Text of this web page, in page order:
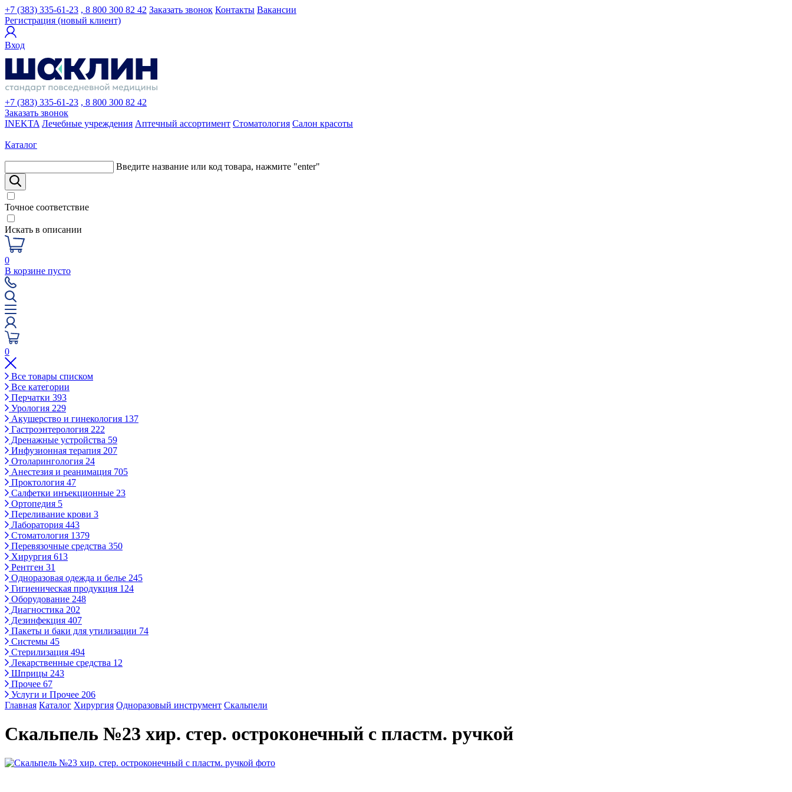
+7 (383) 335-61-23 , 8 800 300 82 42 Заказать звонок Контакты Вакансии
Регистрация (новый клиент)
Вход
+7 (383) 335-61-23 , 8 800 300 82 42
Заказать звонок
INEKTA Лечебные учреждения Аптечный ассортимент Стоматология Салон красоты
Каталог
Введите название или код товара, нажмите "enter"
Точное соответствие
Искать в описании
0
В корзине пусто
0
Все товары списком
Все категории
Перчатки 393
Урология 229
Акушерство и гинекология 137
Гастроэнтерология 222
Дренажные устройства 59
Инфузионная терапия 207
Отоларингология 24
Анестезия и реанимация 705
Проктология 47
Салфетки инъекционные 23
Ортопедия 5
Переливание крови 3
Лаборатория 443
Стоматология 1379
Перевязочные средства 350
Хирургия 613
Рентген 31
Одноразовая одежда и белье 245
Гигиеническая продукция 124
Оборудование 248
Диагностика 202
Дезинфекция 407
Пакеты и баки для утилизации 74
Системы 45
Стерилизация 494
Лекарственные средства 12
Шприцы 243
Прочее 67
Услуги и Прочее 206
Главная Каталог Хирургия Одноразовый инструмент Скальпели
Скальпель №23 хир. стер. остроконечный с пластм. ручкой